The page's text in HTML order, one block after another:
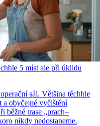
5 míst ale při úklidu
sál. Většina těchhle
a obyčejné vyčištění
běžné trase „prach–
nikdy nedostaneme.